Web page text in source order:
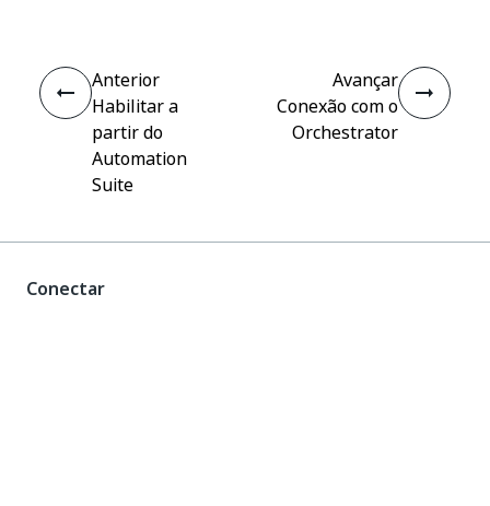
Anterior
Habilitar a
partir do
Automation
Suite
Avançar
Conexão com o
Orchestrator
Conectar